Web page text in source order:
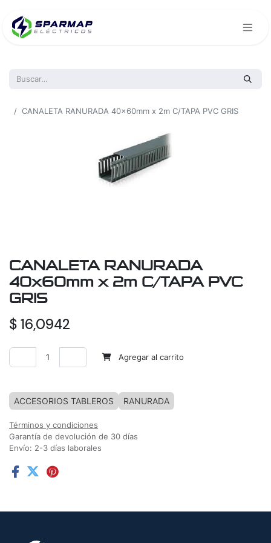
CANALETA RANURADA 40x60mm x 2m C/TAPA PVC GRIS
CANALETA RANURADA
40x60mm x 2m C/TAPA PVC
GRIS
$ 16,0942
Agregar al carrito
ACCESORIOS TABLEROS RANURADA
Términos y condiciones
Garantía de devolución de 30 días
Envío: 2-3 días laborales